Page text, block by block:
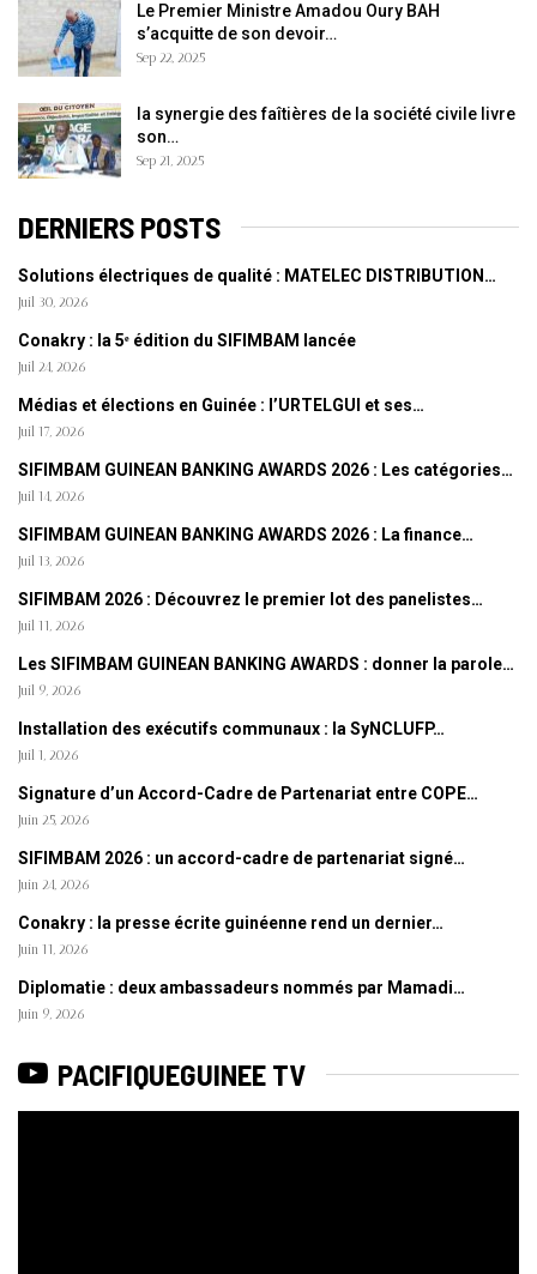
Le Premier Ministre Amadou Oury BAH
s’acquitte de son devoir…
Sep 22, 2025
la synergie des faîtières de la société civile livre
son…
Sep 21, 2025
DERNIERS POSTS
Solutions électriques de qualité : MATELEC DISTRIBUTION…
Juil 30, 2026
Conakry : la 5ᵉ édition du SIFIMBAM lancée
Juil 24, 2026
Médias et élections en Guinée : l’URTELGUI et ses…
Juil 17, 2026
SIFIMBAM GUINEAN BANKING AWARDS 2026 : Les catégories…
Juil 14, 2026
SIFIMBAM GUINEAN BANKING AWARDS 2026 : La finance…
Juil 13, 2026
SIFIMBAM 2026 : Découvrez le premier lot des panelistes…
Juil 11, 2026
Les SIFIMBAM GUINEAN BANKING AWARDS : donner la parole…
Juil 9, 2026
Installation des exécutifs communaux : la SyNCLUFP…
Juil 1, 2026
Signature d’un Accord-Cadre de Partenariat entre COPE…
Juin 25, 2026
SIFIMBAM 2026 : un accord-cadre de partenariat signé…
Juin 24, 2026
Conakry : la presse écrite guinéenne rend un dernier…
Juin 11, 2026
Diplomatie : deux ambassadeurs nommés par Mamadi…
Juin 9, 2026
PACIFIQUEGUINEE TV